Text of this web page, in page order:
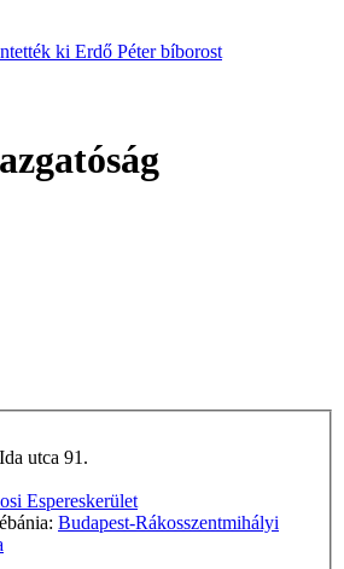
ki Erdő Péter bíborost
utca 91.
Espereskerület
Budapest-Rákosszentmihályi